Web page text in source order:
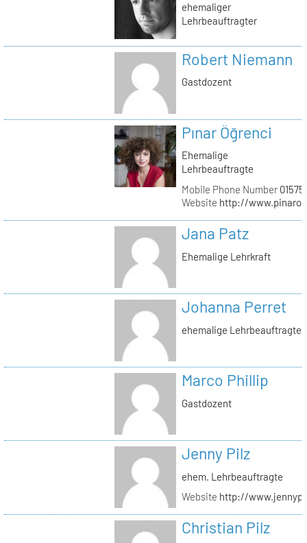
ehemaliger
Lehrbeauftragter
Robert Niemann
Gastdozent
Pınar Öğrenci
Ehemalige
Lehrbeauftragte
Mobile Phone Number
Website http://
Jana Patz
Ehemalige Lehrkraft
Johanna Perret
ehemalige Lehrbeauftragte
Marco Phillip
Gastdozent
Jenny Pilz
ehem. Lehrbeauftragte
Website http://
Christian Pilz